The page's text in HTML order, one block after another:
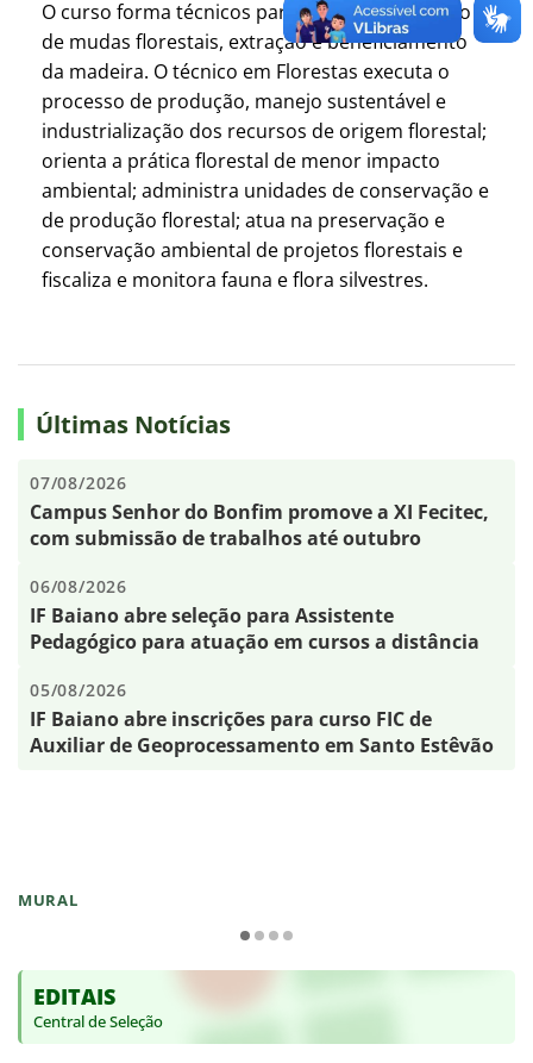
MURAL
EDITAIS
Central de Seleção
O curso forma técnicos para atuar na produção
de mudas florestais, extração e beneficiamento
da madeira. O técnico em Florestas executa o
processo de produção, manejo sustentável e
industrialização dos recursos de origem florestal;
orienta a prática florestal de menor impacto
ambiental; administra unidades de conservação e
de produção florestal; atua na preservação e
conservação ambiental de projetos florestais e
fiscaliza e monitora fauna e flora silvestres.
Últimas Notícias
07/08/2026
Campus Senhor do Bonfim promove a XI Fecitec,
com submissão de trabalhos até outubro
06/08/2026
IF Baiano abre seleção para Assistente
Pedagógico para atuação em cursos a distância
05/08/2026
IF Baiano abre inscrições para curso FIC de
Auxiliar de Geoprocessamento em Santo Estêvão